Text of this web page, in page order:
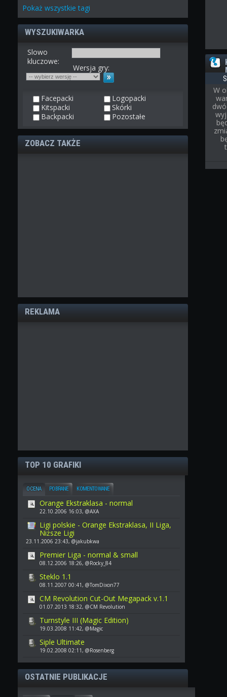
Pokażwszystkie tagi
WYSZUKIWARKA
Slowo
kluczowe:
Wersja gry:
Facepacki
Logopacki
Kitspacki
Skórki
Backpacki
Pozostałe
ZOBACZ TAKŻE
REKLAMA
TOP 10 GRAFIKI
OCENA POBRANE KOMENTOWANE
Orange Ekstraklasa - normal
22.10.2006 16:03, @AXA
Ligi polskie - Orange Ekstraklasa, II Liga,
Niższe Ligi
23.11.2006 23:43, @jakubkwa
Premier Liga - normal & small
08.12.2006 18:26, @Rocky_84
Steklo 1.1
08.11.2007 00:41, @TomDixon77
CM Revolution Cut-Out Megapack v.1.1
01.07.2013 18:32, @CM Revolution
Turnstyle III (Magic Edition)
19.03.2008 11:42, @Magic
Siple Ultimate
19.02.2008 02:11, @Rosenberg
OSTATNIE PUBLIKACJE
W